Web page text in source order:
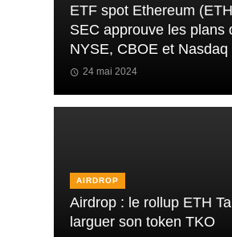
ETF spot Ethereum
SEC approuve les plans
NYSE, CBOE et Nasdaq
24 mai 2024
AIRDROP
Airdrop : le rollup ETH
larguer son token TKO